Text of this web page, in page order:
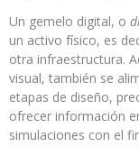
Un gemelo digital, o
un activo físico, es
otra infraestructura.
visual, también se
etapas de diseño,
ofrecer información
simulaciones con el